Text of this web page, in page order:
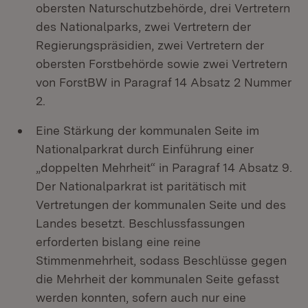
obersten Naturschutzbehörde, drei Vertretern
des Nationalparks, zwei Vertretern der
Regierungspräsidien, zwei Vertretern der
obersten Forstbehörde sowie zwei Vertretern
von ForstBW in Paragraf 14 Absatz 2 Nummer
2.
Eine Stärkung der kommunalen Seite im
Nationalparkrat durch Einführung einer
„doppelten Mehrheit“ in Paragraf 14 Absatz 9.
Der Nationalparkrat ist paritätisch mit
Vertretungen der kommunalen Seite und des
Landes besetzt. Beschlussfassungen
erforderten bislang eine reine
Stimmenmehrheit, sodass Beschlüsse gegen
die Mehrheit der kommunalen Seite gefasst
werden konnten, sofern auch nur eine